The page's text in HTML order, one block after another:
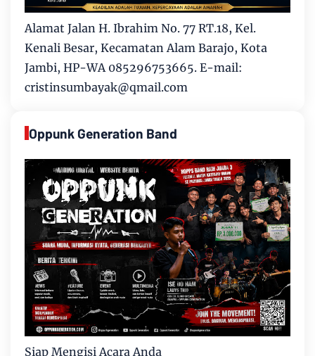
Alamat Jalan H. Ibrahim No. 77 RT.18, Kel.
Kenali Besar, Kecamatan Alam Barajo, Kota
Jambi, HP-WA 085296753665. E-mail:
cristinsumbayak@qmail.com
Oppunk Generation Band
Siap Mengisi Acara Anda